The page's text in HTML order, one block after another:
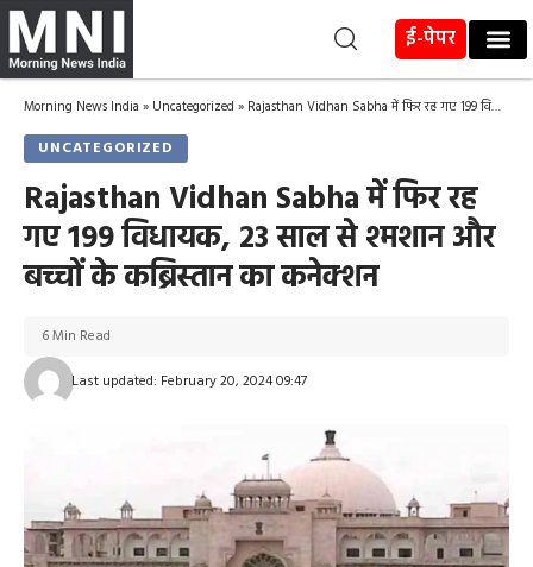
ई-पेपर
Morning News India » Uncategorized » Rajasthan Vidhan Sabha में फिर रह गए 199 विधायक, 23 साल से श्मशान और बच्चों के कब्रिस्तान का कनेक्शन
UNCATEGORIZED
Rajasthan Vidhan Sabha में फिर रह
गए 199 विधायक, 23 साल से श्मशान और
बच्चों के कब्रिस्तान का कनेक्शन
Last updated: February 20, 2024 09:47
6 Min Read